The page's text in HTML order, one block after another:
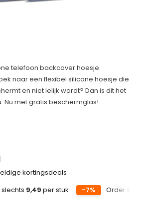
telefoon backcover hoesje
naar een flexibel silicone hoesje die
en niet lelijk wordt? Dan is dit het
Nu met gratis beschermglas!...
kortingsdeals
9,49 per stuk -7% Order 5